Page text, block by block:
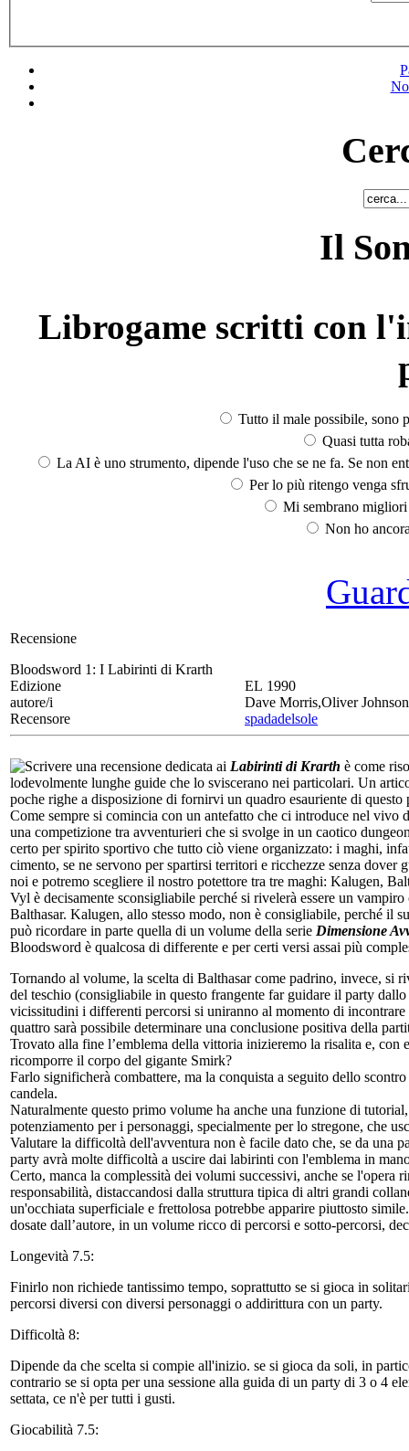
Il
Librogame scritti con
Tutto il male possibile, sono
Quasi tutta
La AI è uno strumento, dipende l'uso che se ne fa. Se non
Per lo più ritengo venga
Mi sembrano
Non ho
Recensione
Bloodsword 1: I Labirinti di Krarth
Edizione
EL 1990
autore/i
Dave Morris,Oliver Johnson
Recensore
spadadelsole
Scrivere una recensione dedicata ai Labirinti di Krarth è come
lodevolmente lunghe guide che lo sviscerano nei particolari. Un
poche righe a disposizione di fornirvi un quadro esauriente di
Come sempre si comincia con un antefatto che ci introduce nel
una competizione tra avventurieri che si svolge in un caotico
certo per spirito sportivo che tutto ciò viene organizzato: i maghi,
cimento, se ne servono per spartirsi territori e ricchezze senza dover
noi e potremo scegliere il nostro potettore tra tre maghi: Kalugen,
Vyl è decisamente sconsigliabile perché si rivelerà essere un
Balthasar. Kalugen, allo stesso modo, non è consigliabile, perché il
può ricordare in parte quella di un volume della serie Dimensione
Bloodsword è qualcosa di differente e per certi versi assai più
Tornando al volume, la scelta di Balthasar come padrino, invece, si
del teschio (consigliabile in questo frangente far guidare il party
vicissitudini i differenti percorsi si uniranno al momento di
quattro sarà possibile determinare una conclusione positiva della
Trovato alla fine l’emblema della vittoria inizieremo la risalita e, con
ricomporre il corpo del gigante Smirk?
Farlo significherà combattere, ma la conquista a seguito dello
candela.
Naturalmente questo primo volume ha anche una funzione di
potenziamento per i personaggi, specialmente per lo stregone, che
Valutare la difficoltà dell'avventura non è facile dato che, se da una
party avrà molte difficoltà a uscire dai labirinti con l'emblema in
Certo, manca la complessità dei volumi successivi, anche se l'opera
responsabilità, distaccandosi dalla struttura tipica di altri grandi
un'occhiata superficiale e frettolosa potrebbe apparire piuttosto
dosate dall’autore, in un volume ricco di percorsi e sotto-percorsi,
Longevità 7.5:
Finirlo non richiede tantissimo tempo, soprattutto se si gioca in
percorsi diversi con diversi personaggi o addirittura con un party.
Difficoltà 8:
Dipende da che scelta si compie all'inizio. se si gioca da soli, in
contrario se si opta per una sessione alla guida di un party di 3 o 4
settata, ce n'è per tutti i gusti.
Giocabilità 7.5: